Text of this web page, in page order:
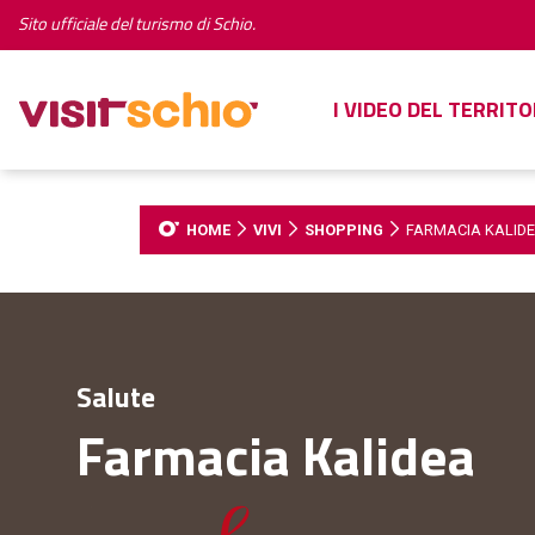
Sito ufficiale del turismo di Schio.
I VIDEO DEL
HOME VIVI SHOPPING FARMACIA
Salute
Farmacia Kalidea